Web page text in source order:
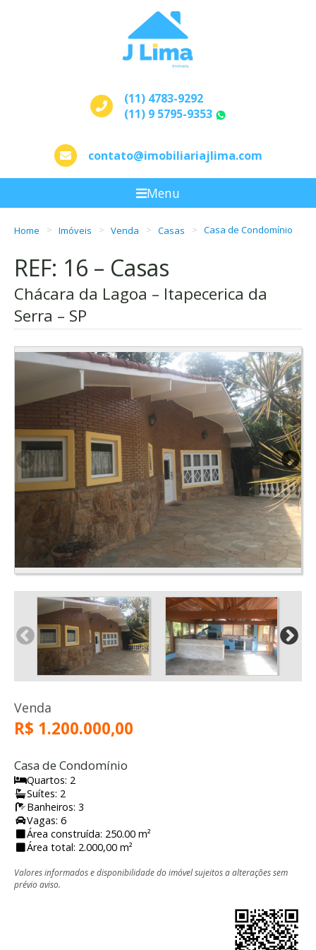
(11) 4783-9292
(11) 9 5795-9353
contato@imobiliariajlima.com
Menu
Home Imóveis Venda Casas Casa de Condomínio
REF: 16 – Casas
Chácara da Lagoa – Itapecerica da
Serra – SP
Venda
R$ 1.200.000,00
Casa de Condomínio
Quartos: 2
Suítes: 2
Banheiros: 3
Vagas: 6
Área construída: 250.00 m²
Área total: 2.000,00 m²
Valores informados e disponibilidade do imóvel sujeitos a alterações sem
prévio aviso.